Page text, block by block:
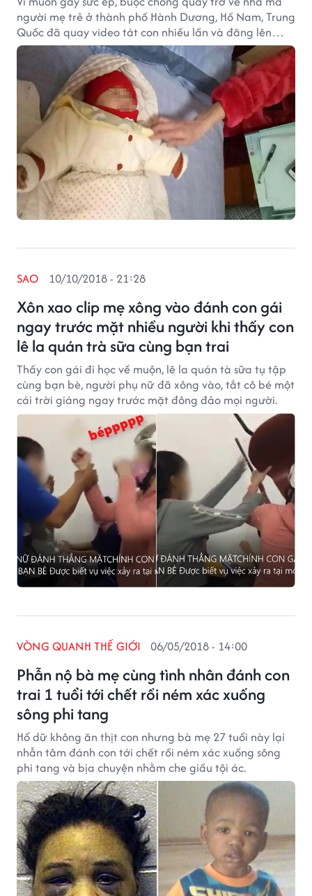
người mẹ trẻ ở thành phố Hành Dương, Hồ Nam, Trung
Quốc đã quay video tát con nhiều lần và đăng lên
mạng xã hội. Hành động này đã khiến cộng đồng
mạng vô cùng tức giận.
Xôn xao clip mẹ xông vào đánh con gái
ngay trước mặt nhiều người khi thấy con
lê la quán trà sữa cùng bạn trai
SAO 10/10/2018 - 21:28
Thấy con gái đi học về muộn, lê la quán tà sữa tụ tập
cùng bạn bè, người phụ nữ đã xông vào, tắt cô bé một
cái trời giáng ngay trước mặt đông đảo mọi người.
Phẫn nộ bà mẹ cùng tình nhân đánh con
trai 1 tuổi tới chết rồi ném xác xuống
sông phi tang
VÒNG QUANH THẾ GIỚI 06/05/2018 - 14:00
Hổ dữ không ăn thịt con nhưng bà mẹ 27 tuổi này lại
nhẫn tâm đánh con tới chết rồi ném xác xuống sông
phi tang và bịa chuyện nhằm che giấu tội ác.